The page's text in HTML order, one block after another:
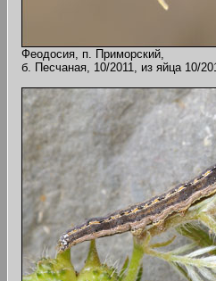
Феодосия, п. Приморский,
б. Песчаная, 10/2011, из яйца 10/